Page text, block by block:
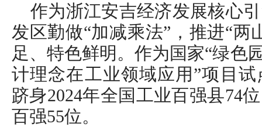
作为浙江安吉经济发展核心
发区勤做“加减乘法”，推进“两
足、特色鲜明。作为国家“绿色
计理念在工业领域应用”项目
跻身2024年全国工业百强县74
百强55位。